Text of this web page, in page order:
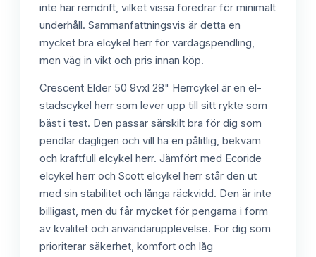
inte har remdrift, vilket vissa föredrar för minimalt
underhåll. Sammanfattningsvis är detta en
mycket bra elcykel herr för vardagspendling,
men väg in vikt och pris innan köp.
Crescent Elder 50 9vxl 28" Herrcykel är en el-
stadscykel herr som lever upp till sitt rykte som
bäst i test. Den passar särskilt bra för dig som
pendlar dagligen och vill ha en pålitlig, bekväm
och kraftfull elcykel herr. Jämfört med Ecoride
elcykel herr och Scott elcykel herr står den ut
med sin stabilitet och långa räckvidd. Den är inte
billigast, men du får mycket för pengarna i form
av kvalitet och användarupplevelse. För dig som
prioriterar säkerhet, komfort och låg